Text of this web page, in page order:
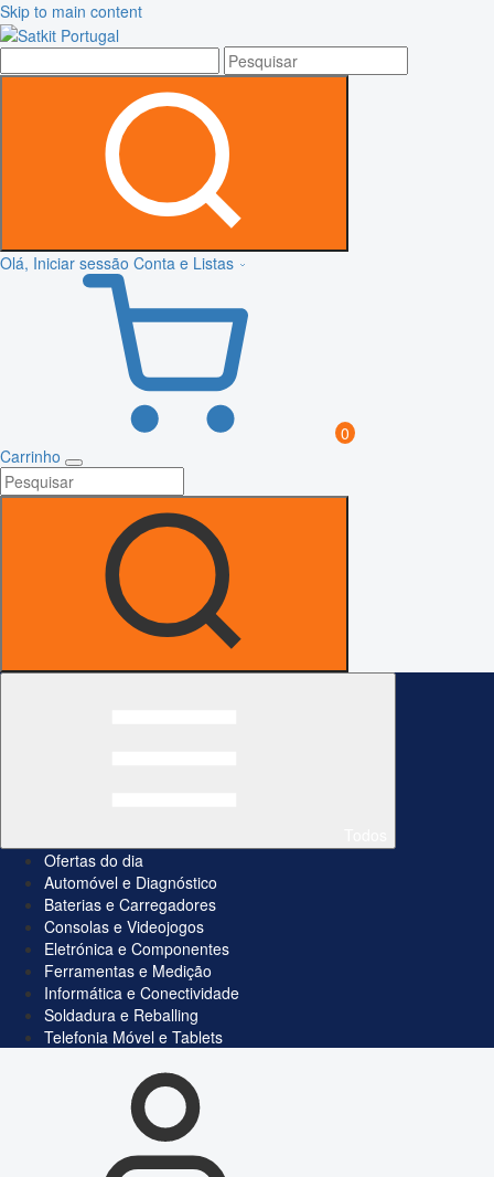
Skip to main content
Olá, Iniciar sessão Conta e Listas
0
Carrinho
Ofertas do dia
Automóvel e Diagnóstico
Baterias e Carregadores
Consolas e Videojogos
Eletrónica e Componentes
Ferramentas e Medição
Informática e Conectividade
Soldadura e Reballing
Telefonia Móvel e Tablets